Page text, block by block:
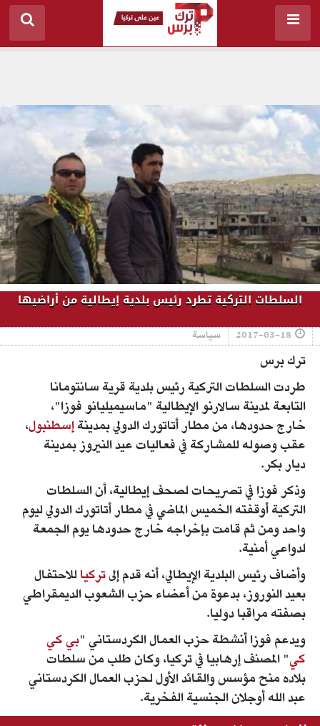
السلطات التركية تطرد رئيس بلدية إيطالية من أراضيها
2017-03-18 سياسة
ترك برس
طردت السلطات التركية رئيس بلدية قرية سانتومانا
التابعة لمدينة سالارنو الإيطالية "ماسيميليانو فوزا"،
خارج حدودها، من مطار أتاتورك الدولي بمدينةإسطنبول،
عقب وصوله للمشاركة في فعاليات عيد النيروز بمدينة
ديار بكر.
وذكر فوزا في تصريحات لصحف إيطالية، أن السلطات
التركية أوقفته الخميس الماضي في مطار أتاتورك الدولي ليوم
واحد ومن ثم قامت بإخراجه خارج حدودها يوم الجمعة
لدواعي أمنية.
وأضاف رئيس البلدية الإيطالي، أنه قدم إلىتركياللاحتفال
بعيد النوروز، بدعوة من أعضاء حزب الشعوب الديمقراطي
بصفته مراقبا دوليا.
ويدعم فوزا أنشطة حزب العمال الكردستاني "بي كي
كي" المصنف إرهابيا في تركيا، وكان طلب من سلطات
بلاده منح مؤسس والقائد الأول لحزب العمال الكردستاني
عبد الله أوجلان الجنسية الفخرية.